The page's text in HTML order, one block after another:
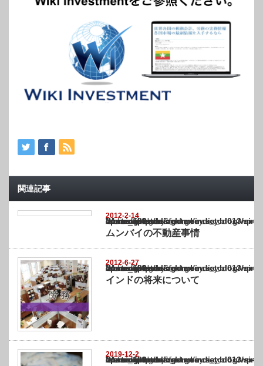
関連記事
2012-2-14
Warning
: Undefined array key "show_category" in
/home/netst/kuno-cpa.co.jp/public_html/india_blog/wp-content/themes/
on line183
ムンバイの不動産事情
2012-6-27
Warning
: Undefined array key "show_category" in
/home/netst/kuno-cpa.co.jp/public_html/india_blog/wp-content/themes/
on line183
インドの将来について
2019-12-2
Warning
: Undefined array key "show_category" in
/home/netst/kuno-cpa.co.jp/public_html/india_blog/wp-content/themes/
on line183